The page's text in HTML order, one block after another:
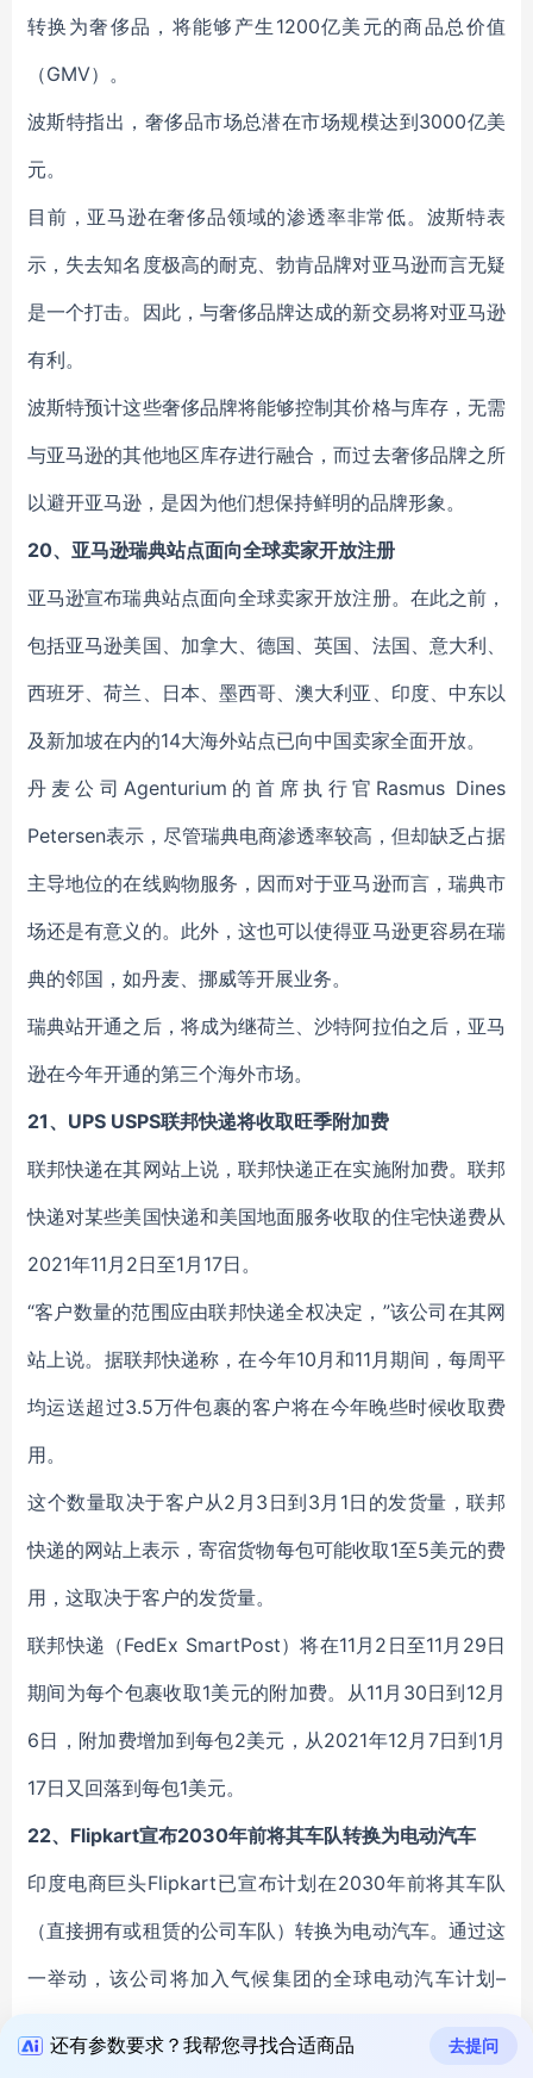
转换为奢侈品，将能够产生1200亿美元的商品总价值
（GMV）。
波斯特指出，奢侈品市场总潜在市场规模达到3000亿美
元。
目前，亚马逊在奢侈品领域的渗透率非常低。波斯特表
示，失去知名度极高的耐克、勃肯品牌对亚马逊而言无疑
是一个打击。因此，与奢侈品牌达成的新交易将对亚马逊
有利。
波斯特预计这些奢侈品牌将能够控制其价格与库存，无需
与亚马逊的其他地区库存进行融合，而过去奢侈品牌之所
以避开亚马逊，是因为他们想保持鲜明的品牌形象。
20、亚马逊瑞典站点面向全球卖家开放注册
亚马逊宣布瑞典站点面向全球卖家开放注册。在此之前，
包括亚马逊美国、加拿大、德国、英国、法国、意大利、
西班牙、荷兰、日本、墨西哥、澳大利亚、印度、中东以
及新加坡在内的14大海外站点已向中国卖家全面开放。
丹麦公司Agenturium的首席执行官Rasmus Dines
Petersen表示，尽管瑞典电商渗透率较高，但却缺乏占据
主导地位的在线购物服务，因而对于亚马逊而言，瑞典市
场还是有意义的。此外，这也可以使得亚马逊更容易在瑞
典的邻国，如丹麦、挪威等开展业务。
瑞典站开通之后，将成为继荷兰、沙特阿拉伯之后，亚马
逊在今年开通的第三个海外市场。
21、UPS USPS联邦快递将收取旺季附加费
联邦快递在其网站上说，联邦快递正在实施附加费。联邦
快递对某些美国快递和美国地面服务收取的住宅快递费从
2021年11月2日至1月17日。
“客户数量的范围应由联邦快递全权决定，”该公司在其网
站上说。据联邦快递称，在今年10月和11月期间，每周平
均运送超过3.5万件包裹的客户将在今年晚些时候收取费
用。
这个数量取决于客户从2月3日到3月1日的发货量，联邦
快递的网站上表示，寄宿货物每包可能收取1至5美元的费
用，这取决于客户的发货量。
联邦快递（FedEx SmartPost）将在11月2日至11月29日
期间为每个包裹收取1美元的附加费。从11月30日到12月
6日，附加费增加到每包2美元，从2021年12月7日到1月
17日又回落到每包1美元。
22、Flipkart宣布2030年前将其车队转换为电动汽车
印度电商巨头Flipkart已宣布计划在2030年前将其车队
（直接拥有或租赁的公司车队）转换为电动汽车。通过这
一举动，该公司将加入气候集团的全球电动汽车计划–
还有参数要求？我帮您寻找合适商品 去提问